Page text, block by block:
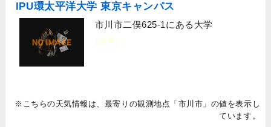
IPU環太平洋大学 東京キャンパス
市川市二俣625-1にある大学
[大学]
※こちらの天気情報は、最寄りの観測地点「市川市」の値を表示し
ています。